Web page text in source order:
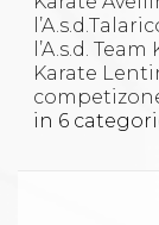
l’A.s.d.
Karate
in 6